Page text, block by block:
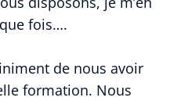
fois….
de nous avoir
formation. Nous